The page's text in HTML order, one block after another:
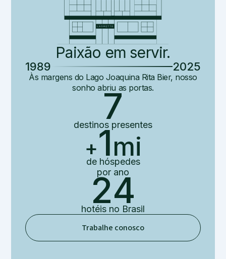
Paixão em servir.
1989 2025
Às margens do Lago Joaquina Rita Bier, nosso
sonho abriu as portas.
7
destinos presentes
+1mi
de hóspedes
por ano
24
hotéis no Brasil
Trabalhe conosco